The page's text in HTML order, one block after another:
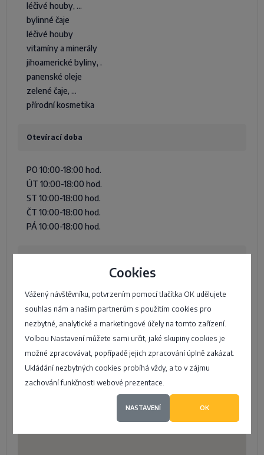
Cookies
Vážený návštěvníku, potvrzením pomocí tlačítka OK udělujete
souhlas nám a našim partnerům s použitím cookies pro
nezbytné, analytické a marketingové účely na tomto zařízení.
Volbou Nastavení můžete sami určit, jaké skupiny cookies je
možné zpracovávat, popřípadě jejich zpracování úplně zakázat.
Ukládání nezbytných cookies probíhá vždy, a to v zájmu
zachování funkčnosti webové prezentace.
NASTAVENÍ OK
léčivé houby, ...
bylinné čaje
léčivé houby
vitamíny a minerály
jihoamerické byliny, .
panenské oleje
zelené čaje, ...
přírodní kosmetika
Otevírací doba
PO 10:00-18:00 hod.
ÚT 10:00-18:00 hod.
ST 10:00-18:00 hod.
ČT 10:00-18:00 hod.
PÁ 10:00-18:00 hod.